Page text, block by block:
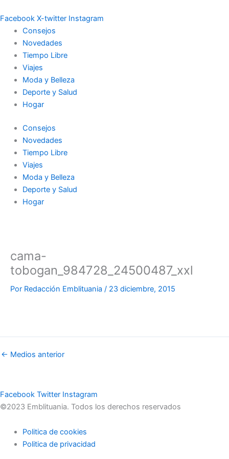
al
contenido
Facebook X-twitter Instagram
Consejos
Novedades
Tiempo Libre
Viajes
Moda y Belleza
Deporte y Salud
Hogar
Consejos
Novedades
Tiempo Libre
Viajes
Moda y Belleza
Deporte y Salud
Hogar
cama-
tobogan_984728_24500487_xxl
Por Redacción Emblituania / 23 diciembre, 2015
← Medios anterior
Facebook Twitter Instagram
©2023 Emblituania. Todos los derechos reservados
Politica de cookies
Politica de privacidad